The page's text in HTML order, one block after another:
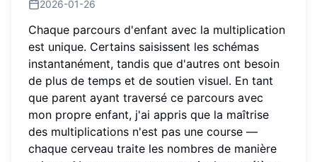
2026-01-26
Chaque parcours d'enfant avec la multiplication
est unique. Certains saisissent les schémas
instantanément, tandis que d'autres ont besoin
de plus de temps et de soutien visuel. En tant
que parent ayant traversé ce parcours avec
mon propre enfant, j'ai appris que la maîtrise
des multiplications n'est pas une course —
chaque cerveau traite les nombres de manière